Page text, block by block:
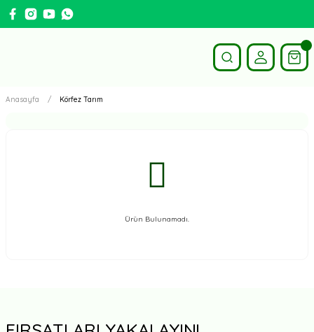
Anasayfa Körfez Tarım
Ürün Bulunamadı.